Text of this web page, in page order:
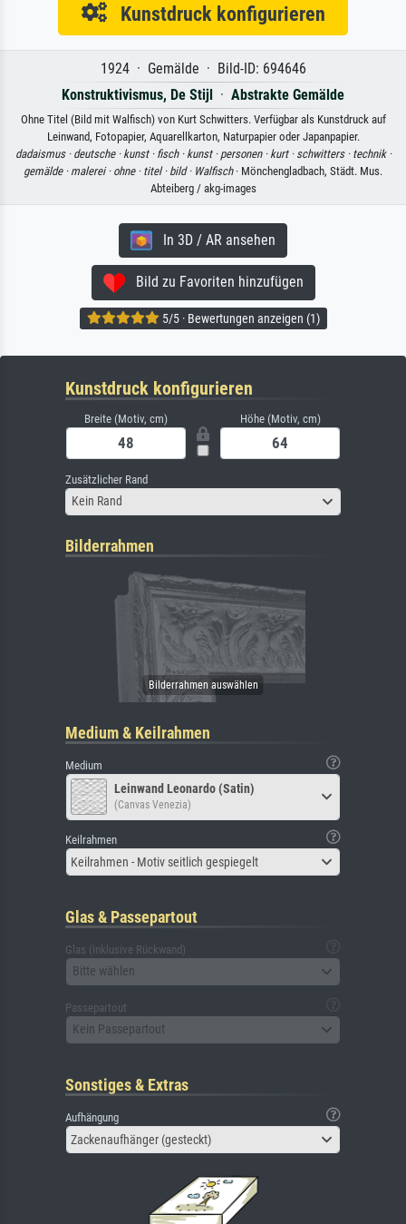
Kunstdruck konfigurieren
1924 · Gemälde · Bild-ID: 694646
Konstruktivismus, De Stijl · Abstrakte Gemälde
Ohne Titel (Bild mit Walfisch) von Kurt Schwitters. Verfügbar als Kunstdruck auf
Leinwand, Fotopapier, Aquarellkarton, Naturpapier oder Japanpapier.
dadaismus · deutsche · kunst · fisch · kunst · personen · kurt · schwitters · technik ·
gemälde · malerei · ohne · titel · bild · Walfisch· Mönchengladbach, Städt. Mus.
Abteiberg / akg-images
In 3D / AR ansehen
Bild zu Favoriten hinzufügen
5/5 · Bewertungen anzeigen (1)
Kunstdruck konfigurieren
Breite (Motiv, cm) Höhe (Motiv, cm)
Zusätzlicher Rand
Kein Rand
Bilderrahmen
Medium & Keilrahmen
Medium
Leinwand Leonardo (Satin)
(Canvas Venezia)
Keilrahmen
Keilrahmen - Motiv seitlich gespiegelt
Glas & Passepartout
Glas (inklusive Rückwand)
Bitte wählen
Passepartout
Kein Passepartout
Sonstiges & Extras
Aufhängung
Zackenaufhänger (gesteckt)